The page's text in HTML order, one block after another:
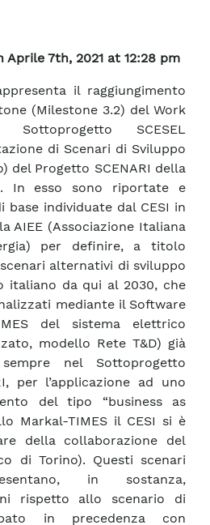
7th, 2021 at 12:28 pm
il raggiungimento
(Milestone 3.2) del Work
SCESEL
di Scenari di Sviluppo
del Progetto SCENARI della
In esso sono riportate e
base individuate dal CESI in
AIEE (Associazione Italiana
per definire, a titolo
scenari alternativi di sviluppo
italiano da qui al 2030, che
mediante il Software
del sistema elettrico
modello Rete T&D) già
nel Sottoprogetto
per l’applicazione ad uno
del tipo “business as
Markal-TIMES il CESI si è
della collaborazione del
di Torino). Questi scenari
in sostanza,
rispetto allo scenario di
in precedenza con